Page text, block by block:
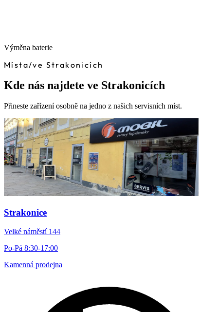
Výměna baterie
Místa/ve Strakonicích
Kde nás najdete ve Strakonicích
Přineste zařízení osobně na jedno z našich servisních míst.
Strakonice
Velké náměstí 144
Po-Pá 8:30-17:00
Kamenná prodejna